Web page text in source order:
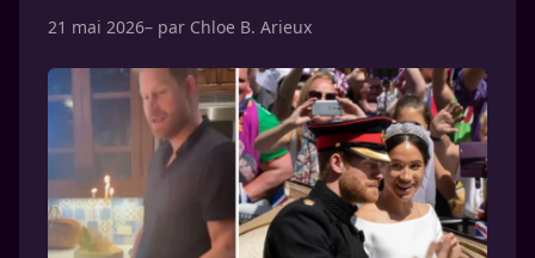
21 mai 2026– par Chloe B. Arieux